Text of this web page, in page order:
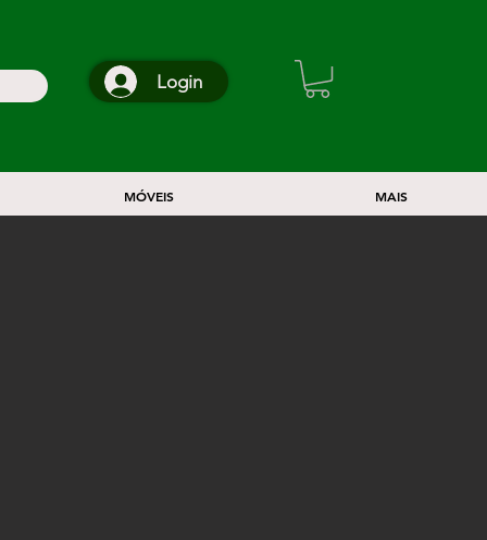
Login
MÓVEIS MAIS